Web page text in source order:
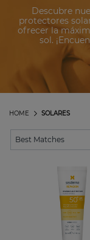
Descubre
protectores
ofrecer la
sol.
SOLARES
HOME